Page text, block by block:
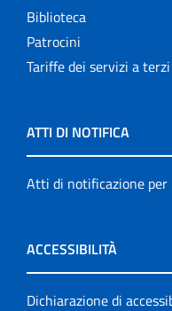
Biblioteca
Patrocini
Tariffe dei servizi a terzi
ATTI DI NOTIFICA
Atti di notificazione per
ACCESSIBILITÀ
Dichiarazione di